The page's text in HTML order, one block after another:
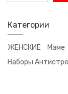
Категории
ЖЕНСКИЕ Маме
Наборы